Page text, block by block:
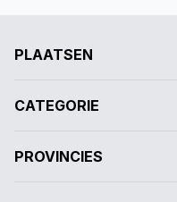
PLAATSEN
CATEGORIE
PROVINCIES